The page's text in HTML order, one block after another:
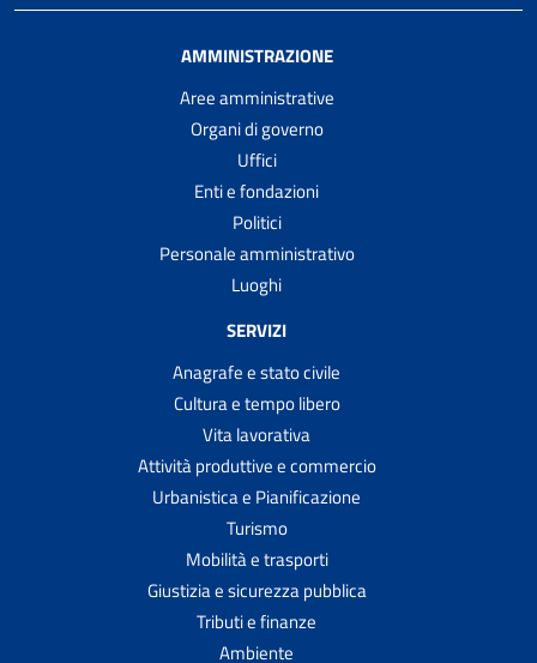
AMMINISTRAZIONE
Aree amministrative
Organi di governo
Uffici
Enti e fondazioni
Politici
Personale amministrativo
Luoghi
SERVIZI
Anagrafe e stato civile
Cultura e tempo libero
Vita lavorativa
Attività produttive e commercio
Urbanistica e Pianificazione
Turismo
Mobilità e trasporti
Giustizia e sicurezza pubblica
Tributi e finanze
Ambiente